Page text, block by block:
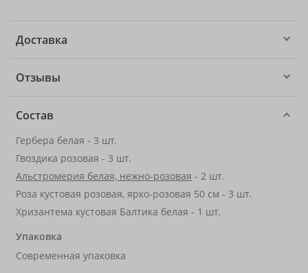
Доставка
Отзывы
Состав
Гербера белая - 3 шт.
Гвоздика розовая - 3 шт.
Альстромерия белая, нежно-розовая - 2 шт.
Роза кустовая розовая, ярко-розовая 50 см - 3 шт.
Хризантема кустовая Балтика белая - 1 шт.
Упаковка
Современная упаковка